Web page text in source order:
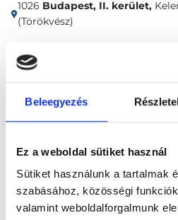
Beleegyezés
Ez a weboldal sütiket használ
Sütiket használunk a tartalmak
szabásához, közösségi
valamint weboldalforgalmunk
1026 Budapest, II. kerület,
(Törökvész)
Időpontfoglalás